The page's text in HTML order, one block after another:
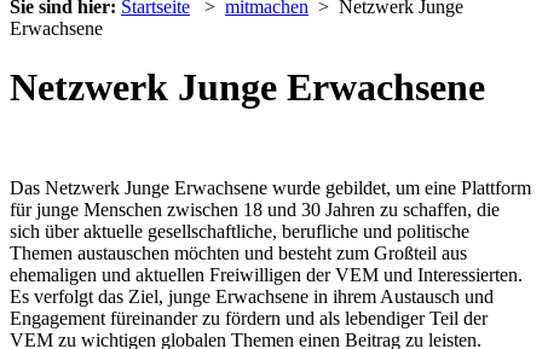
Sie sind hier: Startseite > mitmachen > Netzwerk Junge
Erwachsene
Netzwerk Junge Erwachsene
Das Netzwerk Junge Erwachsene wurde gebildet, um eine Plattform
für junge Menschen zwischen 18 und 30 Jahren zu schaffen, die
sich über aktuelle gesellschaftliche, berufliche und politische
Themen austauschen möchten und besteht zum Großteil aus
ehemaligen und aktuellen Freiwilligen der VEM und Interessierten.
Es verfolgt das Ziel, junge Erwachsene in ihrem Austausch und
Engagement füreinander zu fördern und als lebendiger Teil der
VEM zu wichtigen globalen Themen einen Beitrag zu leisten.